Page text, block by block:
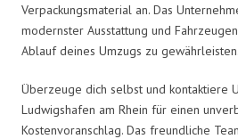
Verpackungsmaterial an. Das
modernster Ausstattung und
Ablauf deines Umzugs zu gewährleisten.
Überzeuge dich selbst und kontaktiere
Ludwigshafen am Rhein für einen
Kostenvoranschlag. Das freundliche